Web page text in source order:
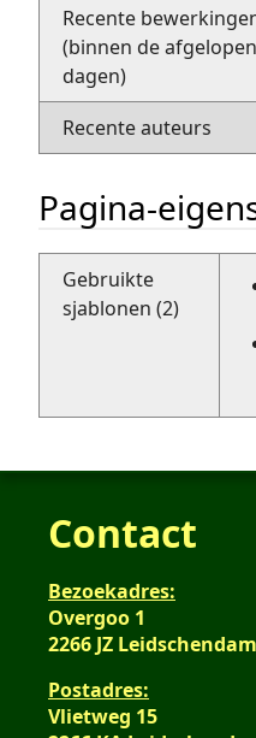
Recente
(binnen de
dagen)
Recente auteurs
Pagina-
Gebruikte
sjablonen (2)
Contact
Bezoekadres:
Overgoo 1
2266 JZ Leidschendam
Postadres:
Vlietweg 15